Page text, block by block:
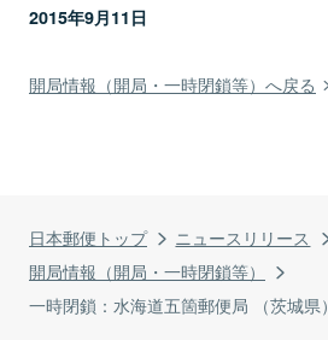
日本郵便トップ
ニュースリリース
開局情報（開局・一時閉鎖等）
一時閉鎖：水海道五箇郵便局 （茨城県）
2015年9月11日
開局情報（開局・一時閉鎖等）へ戻る